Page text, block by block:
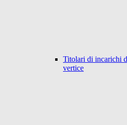
Titolari di incarichi
vertice